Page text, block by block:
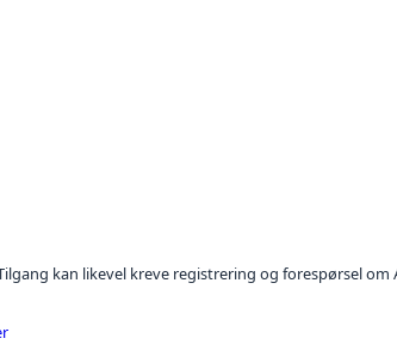
kan likevel kreve registrering og forespørsel